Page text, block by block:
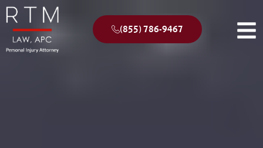
(855) 786-9467